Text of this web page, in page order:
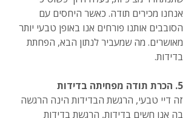
אנחנו מכירים תודה. כאשר היחסים עם
הסובבים אותנו פורחים אנו באופן טבעי יותר
מאושרים. מה שמעביר לנתון הבא, הפחתת
בדידות.
5. הכרת תודה מפחיתה בדידות
זה דיי טבעי, הרגשת הבדידות הינה הרגשה
בה אנו חשים בדידות, הרגשת בדידות